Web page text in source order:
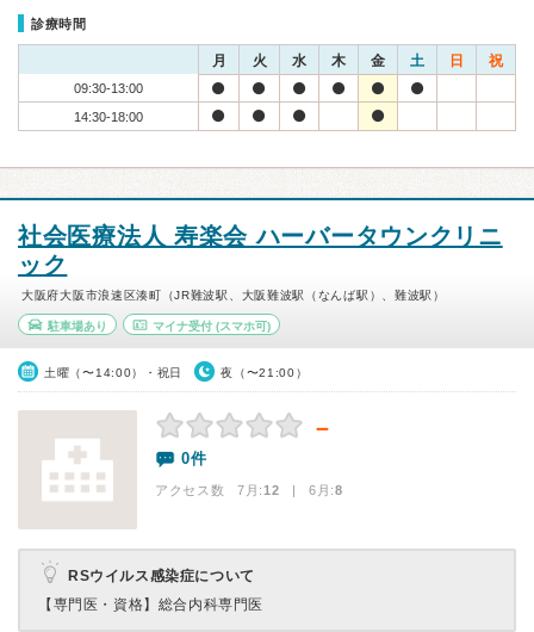
診療時間
月 火 水 木 金 土 日 祝
09:30-13:00
14:30-18:00
社会医療法人 寿楽会 ハーバータウンクリニ
ック
大阪府大阪市浪速区湊町（JR難波駅、大阪難波駅（なんば駅）、難波駅）
駐車場あり マイナ受付(スマホ可)
土曜（〜14:00）・祝日 夜（〜21:00）
－
0件
アクセス数 7月:12 | 6月:8
RSウイルス感染症について
【専門医・資格】 総合内科専門医